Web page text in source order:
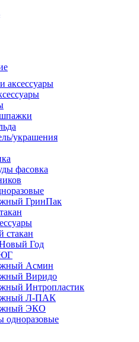
аксессуары
украшения
фасовка
ГринПак
стакан
Год
ЮГ
Асмин
Виридо
Интропластик
Л-ПАК
ЭКО
одноразовые